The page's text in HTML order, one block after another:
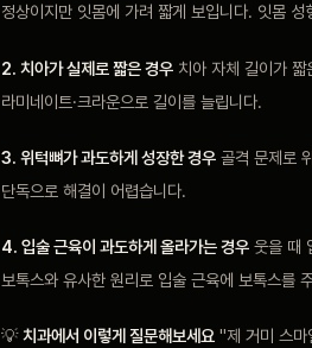
정상이지만 잇몸에 가려 짧게 보입니다. 잇몸 성
2. 치아가 실제로 짧은 경우 치아 자체 길이가
라미네이트·크라운으로 길이를 늘립니다.
3. 위턱뼈가 과도하게 성장한 경우 골격 문제로
단독으로 해결이 어렵습니다.
4. 입술 근육이 과도하게 올라가는 경우 웃을 때
보톡스와 유사한 원리로 입술 근육에 보톡스를
💡치과에서 이렇게 질문해보세요 "제 거미 스마